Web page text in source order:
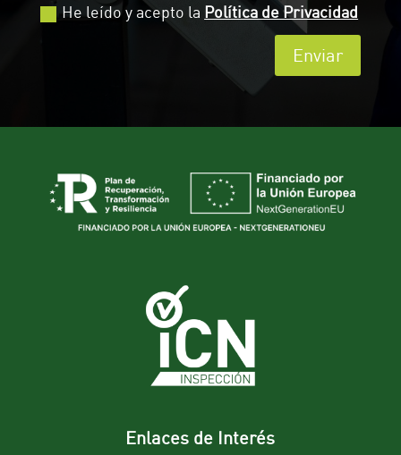
He leído y acepto la Política de Privacidad
Enviar
Enlaces de Interés